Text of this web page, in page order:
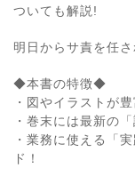
ついても解説!
明日からサ責を任
◆本書の特徴◆
・図やイラストが
・巻末には最新の
・業務に使える「
ド！